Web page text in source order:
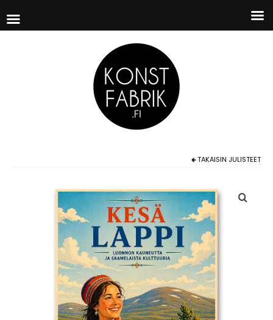
TAKAISIN JULISTEET